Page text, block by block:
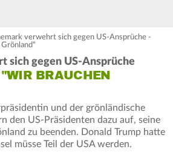
verwehrt sich gegen US-Ansprüche -
sich gegen US-Ansprüche
BRAUCHEN
und der grönländische
den US-Präsidenten dazu auf, seine
zu beenden. Donald Trump hatte
müsse Teil der USA werden.